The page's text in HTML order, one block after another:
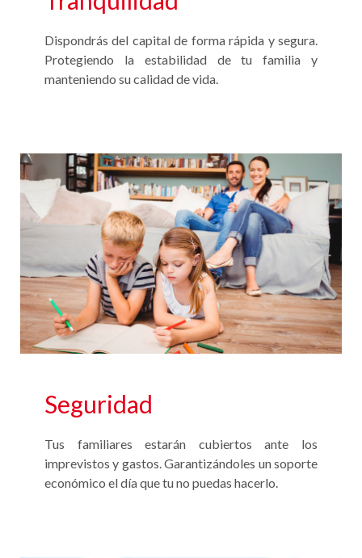
Dispondrás del capital de forma rápida y segura.
Protegiendo la estabilidad de tu familia y
manteniendo su calidad de vida.
Seguridad
Tus familiares estarán cubiertos ante los
imprevistos y gastos. Garantizándoles un soporte
económico el día que tu no puedas hacerlo.